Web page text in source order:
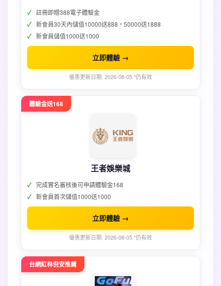
註冊即贈388電子體驗金
新會員30天內儲值10000送888，50000送1888
新會員儲值1000送1000
立即體驗 →
優惠更新日期: 2026-08-05 *仍有效
體驗金送168
王者娛樂城
完成實名審核後可申請體驗金168
新會員首次儲值1000送1000
立即體驗 →
優惠更新日期: 2026-08-05 *仍有效
台網紅林倪安推薦